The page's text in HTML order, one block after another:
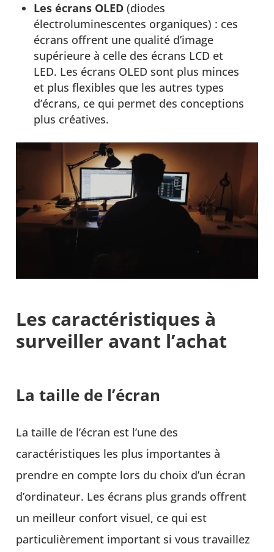
Les écrans OLED(diodes
électroluminescentes organiques) : ces
écrans offrent une qualité d’image
supérieure à celle des écrans LCD et
LED. Les écrans OLED sont plus minces
et plus flexibles que les autres types
d’écrans, ce qui permet des conceptions
plus créatives.
Les caractéristiques à
surveiller avant l’achat
La taille de l’écran
La taille de l’écran est l’une des
caractéristiques les plus importantes à
prendre en compte lors du choix d’un écran
d’ordinateur. Les écrans plus grands offrent
un meilleur confort visuel, ce qui est
particulièrement important si vous travaillez